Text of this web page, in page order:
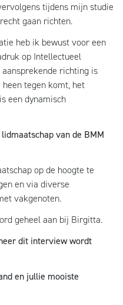
tijdens mijn studie
gaan richten.
heb ik bewust voor een
op Intellectueel
richting is
tegen komt, het
een dynamisch
van de BMM
op de hoogte te
en via diverse
vakgenoten.
geheel aan bij Birgitta.
dit interview wordt
en jullie mooiste